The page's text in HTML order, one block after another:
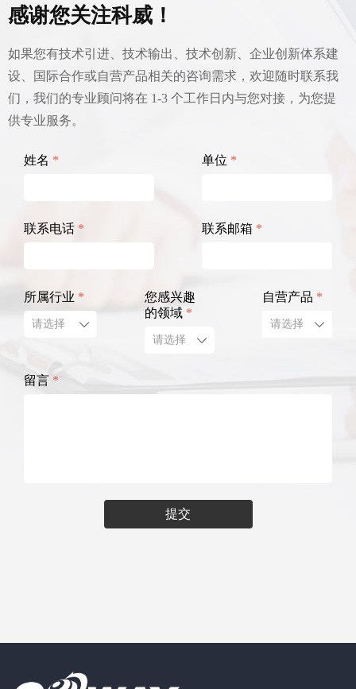
感谢您关注科威！
如果您有技术引进、技术输出、技术创新、企业创新体系建
设、国际合作或自营产品相关的咨询需求，欢迎随时联系我
们，我们的专业顾问将在 1-3 个工作日内与您对接，为您提
供专业服务。
姓名 * 单位 *
联系电话 * 联系邮箱 *
所属行业 *
ꄳ
您感兴趣
的领域 *
ꄳ
自营产品 *
ꄳ
留言 *
提交